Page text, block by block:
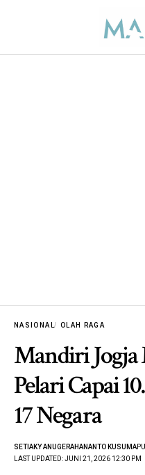
NASIONAL OLAH RAGA
Mandiri Jogja
Pelari Capai
17 Negara
LAST UPDATED: JUNI 21, 2026 12:30 PM
SETIAKY ANUGERAHANANTO KUSUMA